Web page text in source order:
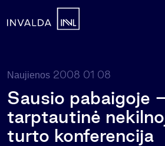
Naujienos 2008 01 08
Sausio pabaigoje
tarptautinė
turto konferencija